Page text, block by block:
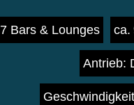
7 Bars & Lounges ca.
Antrieb: